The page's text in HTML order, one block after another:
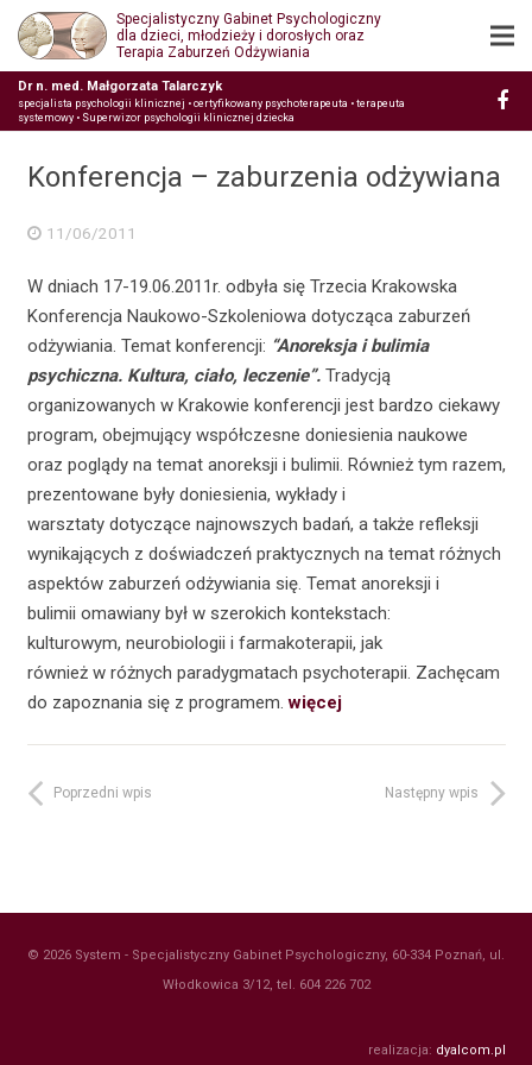
Specjalistyczny Gabinet Psychologiczny
dla dzieci, młodzieży i dorosłych oraz
Terapia Zaburzeń Odżywiania
Dr n. med. Małgorzata Talarczyk
specjalista psychologii klinicznej • certyfikowany psychoterapeuta • terapeuta
systemowy • Superwizor psychologii klinicznej dziecka
Konferencja – zaburzenia odżywiana
11/06/2011
W dniach 17-19.06.2011r. odbyła się Trzecia Krakowska
Konferencja Naukowo-Szkoleniowa dotycząca zaburzeń
odżywiania. Temat konferencji: “Anoreksja i bulimia
psychiczna. Kultura, ciało, leczenie”.Tradycją
organizowanych w Krakowie konferencji jest bardzo ciekawy
program, obejmujący współczesne doniesienia naukowe
oraz poglądy na temat anoreksji i bulimii. Również tym razem,
prezentowane były doniesienia, wykłady i
warsztaty dotyczące najnowszych badań, a także refleksji
wynikających z doświadczeń praktycznych na temat różnych
aspektów zaburzeń odżywiania się. Temat anoreksji i
bulimii omawiany był w szerokich kontekstach:
kulturowym, neurobiologii i farmakoterapii, jak
również w różnych paradygmatach psychoterapii. Zachęcam
do zapoznania się z programem.więcej
Poprzedni wpis Następny wpis
© 2026 System - Specjalistyczny Gabinet Psychologiczny, 60-334 Poznań, ul.
Włodkowica 3/12, tel. 604 226 702
realizacja: dyalcom.pl